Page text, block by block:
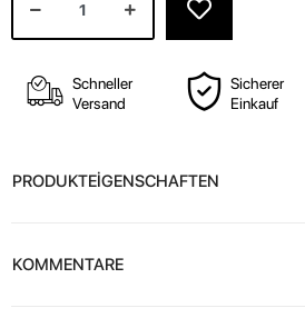
Schneller
Versand
Sicherer
Einkauf
PRODUKTEİGENSCHAFTEN
KOMMENTARE